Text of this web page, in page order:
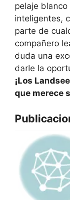
pelaje blanco
inteligentes,
parte de
compañero
duda una
darle la
¡Los
que merece